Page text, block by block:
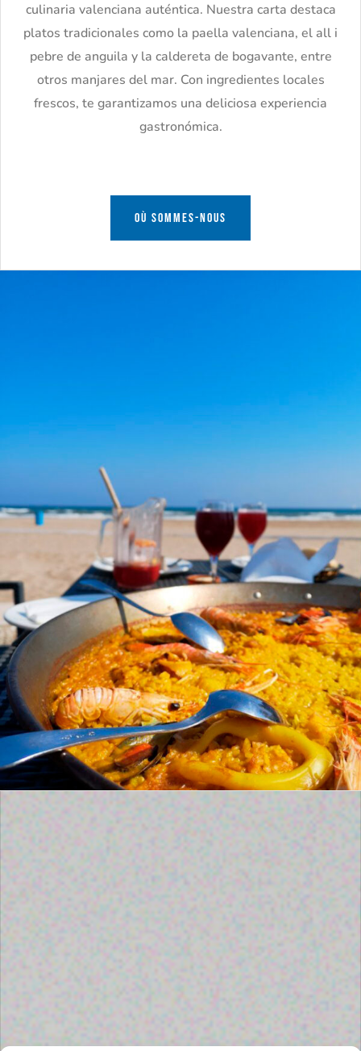
culinaria valenciana auténtica. Nuestra carta destaca
platos tradicionales como la paella valenciana, el all i
pebre de anguila y la caldereta de bogavante, entre
otros manjares del mar. Con ingredientes locales
frescos, te garantizamos una deliciosa experiencia
gastronómica.
OÙ SOMMES-NOUS